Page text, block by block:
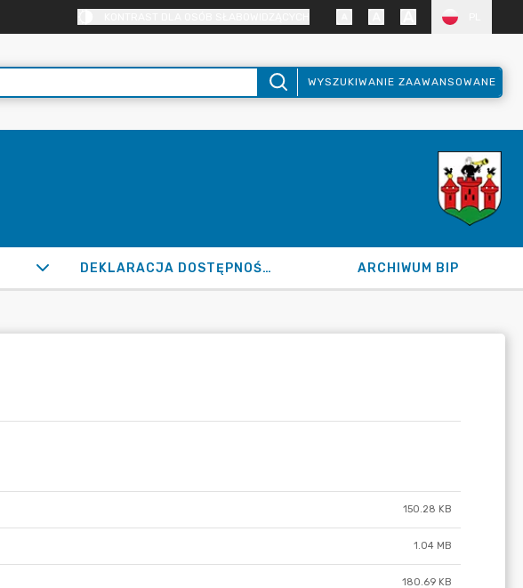
WYSZUKIWANIE ZAAWANSOWANE
DEKLARACJA DOSTĘPNOŚCI ARCHIWUM BIP
150.28 KB
1.04 MB
180.69 KB